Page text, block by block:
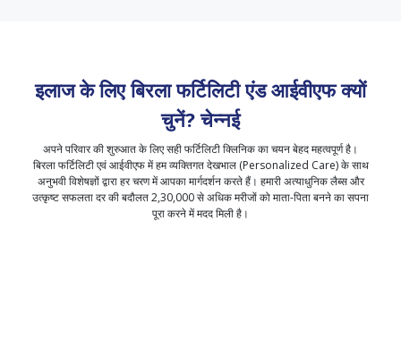
इलाज के लिए बिरला फर्टिलिटी एंड आईवीएफ क्यों
चुनें? चेन्नई
अपने परिवार की शुरुआत के लिए सही फर्टिलिटी क्लिनिक का चयन बेहद महत्वपूर्ण है।
बिरला फर्टिलिटी एवं आईवीएफ में हम व्यक्तिगत देखभाल (Personalized Care) के साथ
अनुभवी विशेषज्ञों द्वारा हर चरण में आपका मार्गदर्शन करते हैं। हमारी अत्याधुनिक लैब्स और
उत्कृष्ट सफलता दर की बदौलत 2,30,000 से अधिक मरीजों को माता-पिता बनने का सपना
पूरा करने में मदद मिली है।